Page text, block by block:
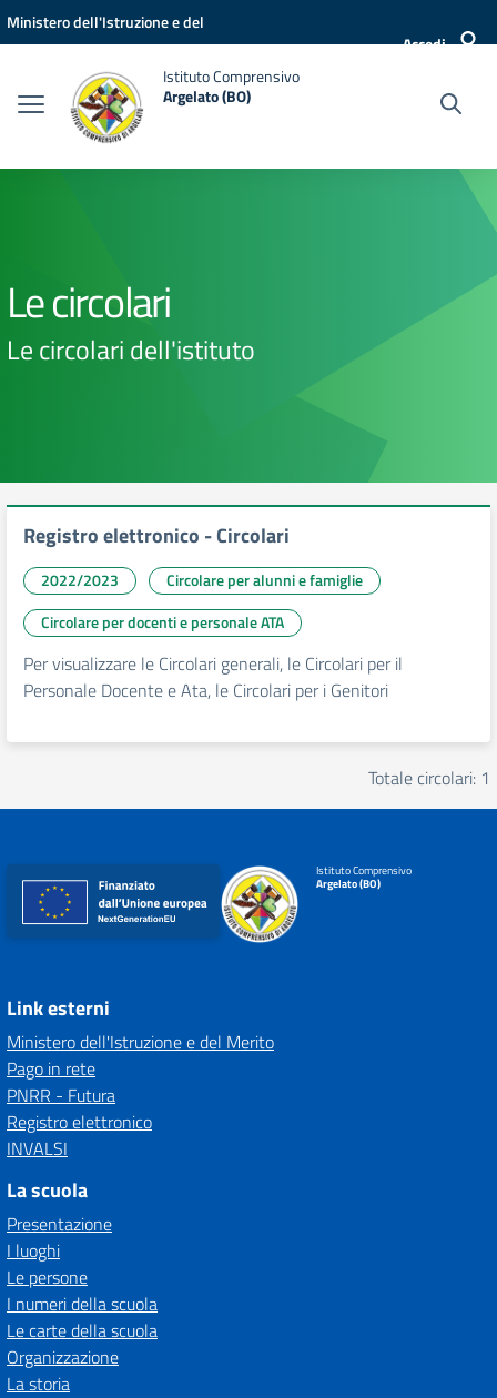
Vai ai contenuti
Vai al menu di navigazione
Vai al footer
Ministero dell'Istruzione e del
Accedi
Istituto Comprensivo
Argelato (BO)
Le circolari
Le circolari dell'istituto
Registro elettronico - Circolari
2022/2023
Circolare per alunni e famiglie
Circolare per docenti e personale ATA
Per visualizzare le Circolari generali, le Circolari per il
Personale Docente e Ata, le Circolari per i Genitori
Totale circolari: 1
Istituto Comprensivo
Argelato (BO)
Link esterni
Ministero dell'Istruzione e del Merito
Pago in rete
PNRR - Futura
Registro elettronico
INVALSI
La scuola
Presentazione
I luoghi
Le persone
I numeri della scuola
Le carte della scuola
Organizzazione
La storia